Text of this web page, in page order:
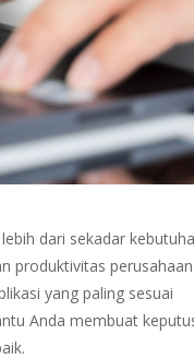
dari sekadar
produktivitas perusahaan
yang paling sesuai
Anda membuat